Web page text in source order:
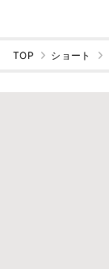
TOP ショート